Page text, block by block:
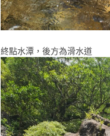
終點水潭，後方為滑水道